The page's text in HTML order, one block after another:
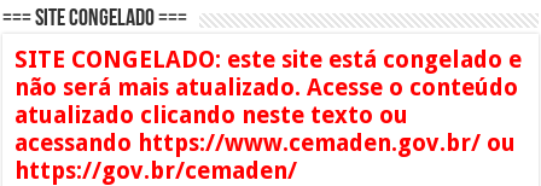
=== SITE CONGELADO ===
SITE CONGELADO: este site está congelado e
não será mais atualizado. Acesse o conteúdo
atualizado clicando neste texto ou
acessando https://www.cemaden.gov.br/ ou
https://gov.br/cemaden/